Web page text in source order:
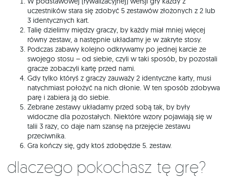
uczestników stara się zdobyć 5 zestawów złożonych z 2 lub
3 identycznych kart.
Talię dzielimy między graczy, by każdy miał mniej więcej
równy zestaw, a następnie układamy je w zakryte stosy.
Podczas zabawy kolejno odkrywamy po jednej karcie ze
swojego stosu – od siebie, czyli w taki sposób, by pozostali
gracze zobaczyli kartę przed nami.
Gdy tylko któryś z graczy zauważy 2 identyczne karty, musi
natychmiast położyć na nich dłonie. W ten sposób zdobywa
parę i zabiera ją do siebie.
Zebrane zestawy układamy przed sobą tak, by były
widoczne dla pozostałych. Niektóre wzory pojawiają się w
talii 3 razy, co daje nam szansę na przejęcie zestawu
przeciwnika.
Gra kończy się, gdy ktoś zdobędzie 5. zestaw.
Dlaczego pokochasz tę grę?